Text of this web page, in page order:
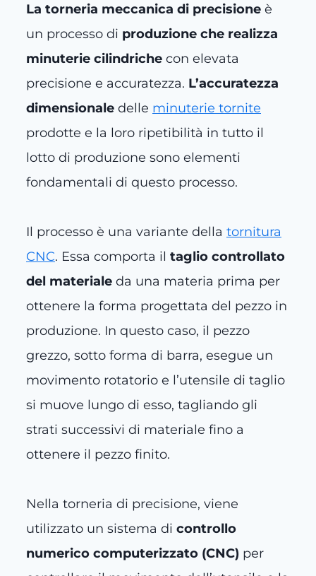
La torneria meccanica di precisione è
un processo di produzione che realizza
minuterie cilindriche con elevata
precisione e accuratezza. L’accuratezza
dimensionale delle minuterie tornite
prodotte e la loro ripetibilità in tutto il
lotto di produzione sono elementi
fondamentali di questo processo.
Il processo è una variante della tornitura
CNC. Essa comporta il taglio controllato
del materiale da una materia prima per
ottenere la forma progettata del pezzo in
produzione. In questo caso, il pezzo
grezzo, sotto forma di barra, esegue un
movimento rotatorio e l’utensile di taglio
si muove lungo di esso, tagliando gli
strati successivi di materiale fino a
ottenere il pezzo finito.
Nella torneria di precisione, viene
utilizzato un sistema di controllo
numerico computerizzato (CNC) per